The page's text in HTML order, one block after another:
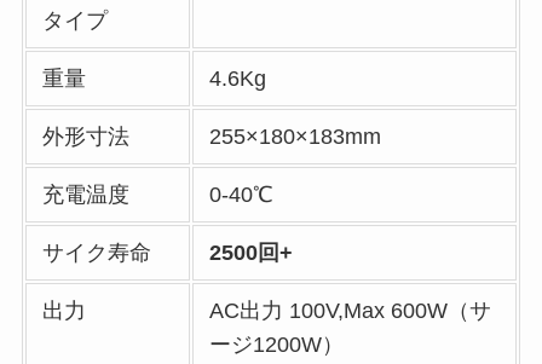
タイプ
重量 4.6Kg
外形寸法 255×180×183mm
充電温度 0-40℃
サイク寿命 2500回+
出力
AC出力 100V,Max 600W（サ
ージ1200W）